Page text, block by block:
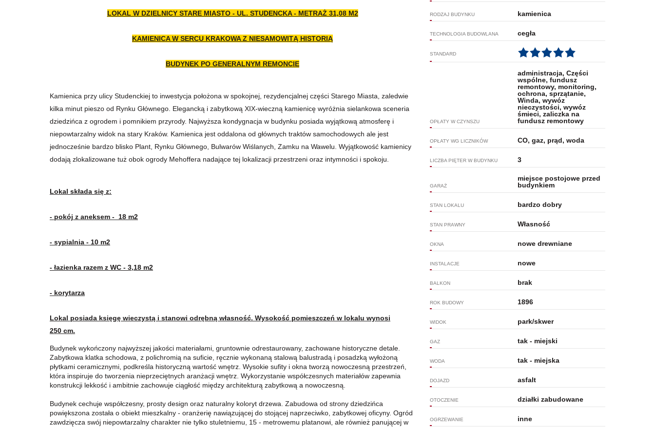
LOKAL W DZIELNICY STARE MIASTO - UL. STUDENCKA - METRAŻ 31,08 M2
KAMIENICA W SERCU KRAKOWA Z NIESAMOWITĄ HISTORIĄ
BUDYNEK PO GENERALNYM REMONCIE
Kamienica przy ulicy Studenckiej to inwestycja położona w spokojnej, rezydencjalnej części Starego Miasta, zaledwie
kilka minut pieszo od Rynku Głównego. Elegancką i zabytkową XIX-wieczną kamienicę wyróżnia sielankowa sceneria
dziedzińca z ogrodem i pomnikiem przyrody. Najwyższa kondygnacja w budynku posiada wyjątkową atmosferę i
niepowtarzalny widok na stary Kraków. Kamienica jest oddalona od głównych traktów samochodowych ale jest
jednocześnie bardzo blisko Plant, Rynku Głównego, Bulwarów Wiślanych, Zamku na Wawelu. Wyjątkowość kamienicy
dodają zlokalizowane tuż obok ogrody Mehoffera nadające tej lokalizacji przestrzeni oraz intymności i spokoju.
Lokal składa się z:
- pokój z aneksem - 18 m2
- sypialnia - 10 m2
- łazienka razem z WC - 3,18 m2
- korytarza
Lokal posiada księgę wieczystą i stanowi odrębną własność. Wysokość pomieszczeń w lokalu wynosi
250 cm.
Budynek wykończony najwyższej jakości materiałami, gruntownie odrestaurowany, zachowane historyczne detale.
Zabytkowa klatka schodowa, z polichromią na suficie, ręcznie wykonaną stalową balustradą i posadzką wyłożoną
płytkami ceramicznymi, podkreśla historyczną wartość wnętrz. Wysokie sufity i okna tworzą nowoczesną przestrzeń,
która inspiruje do tworzenia nieprzeciętnych aranżacji wnętrz. Wykorzystanie współczesnych materiałów zapewnia
konstrukcji lekkość i ambitnie zachowuje ciągłość między architekturą zabytkową a nowoczesną.
Budynek cechuje współczesny, prosty design oraz naturalny koloryt drzewa. Zabudowa od strony dziedzińca
powiększona została o obiekt mieszkalny - oranżerię nawiązującej do stojącej naprzeciwko, zabytkowej oficyny. Ogród
zawdzięcza swój niepowtarzalny charakter nie tylko stuletniemu, 15 - metrowemu platanowi, ale również panującej w
RODZAJ BUDYNKU kamienica
TECHNOLOGIA BUDOWLANA cegła
STANDARD
OPŁATY W CZYNSZU
administracja, Części
wspólne, fundusz
remontowy, monitoring,
ochrona, sprzątanie,
Winda, wywóz
nieczystości, wywóz
śmieci, zaliczka na
fundusz remontowy
OPŁATY WG LICZNIKÓW CO, gaz, prąd, woda
LICZBA PIĘTER W BUDYNKU 3
GARAŻ
miejsce postojowe przed
budynkiem
STAN LOKALU bardzo dobry
STAN PRAWNY Własność
OKNA nowe drewniane
INSTALACJE nowe
BALKON brak
ROK BUDOWY 1896
WIDOK park/skwer
GAZ tak - miejski
WODA tak - miejska
DOJAZD asfalt
OTOCZENIE działki zabudowane
OGRZEWANIE inne